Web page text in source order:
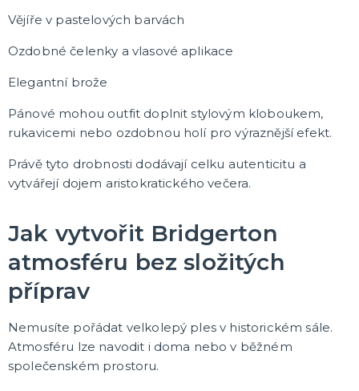
Vějíře v pastelových barvách
Ozdobné čelenky a vlasové aplikace
Elegantní brože
Pánové mohou outfit doplnit stylovým kloboukem,
rukavicemi nebo ozdobnou holí pro výraznější efekt.
Právě tyto drobnosti dodávají celku autenticitu a
vytvářejí dojem aristokratického večera.
Jak vytvořit Bridgerton
atmosféru bez složitých
příprav
Nemusíte pořádat velkolepý ples v historickém sále.
Atmosféru lze navodit i doma nebo v běžném
společenském prostoru.